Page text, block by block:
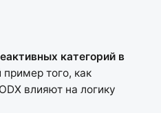
категорий в
того, как
влияют на логику